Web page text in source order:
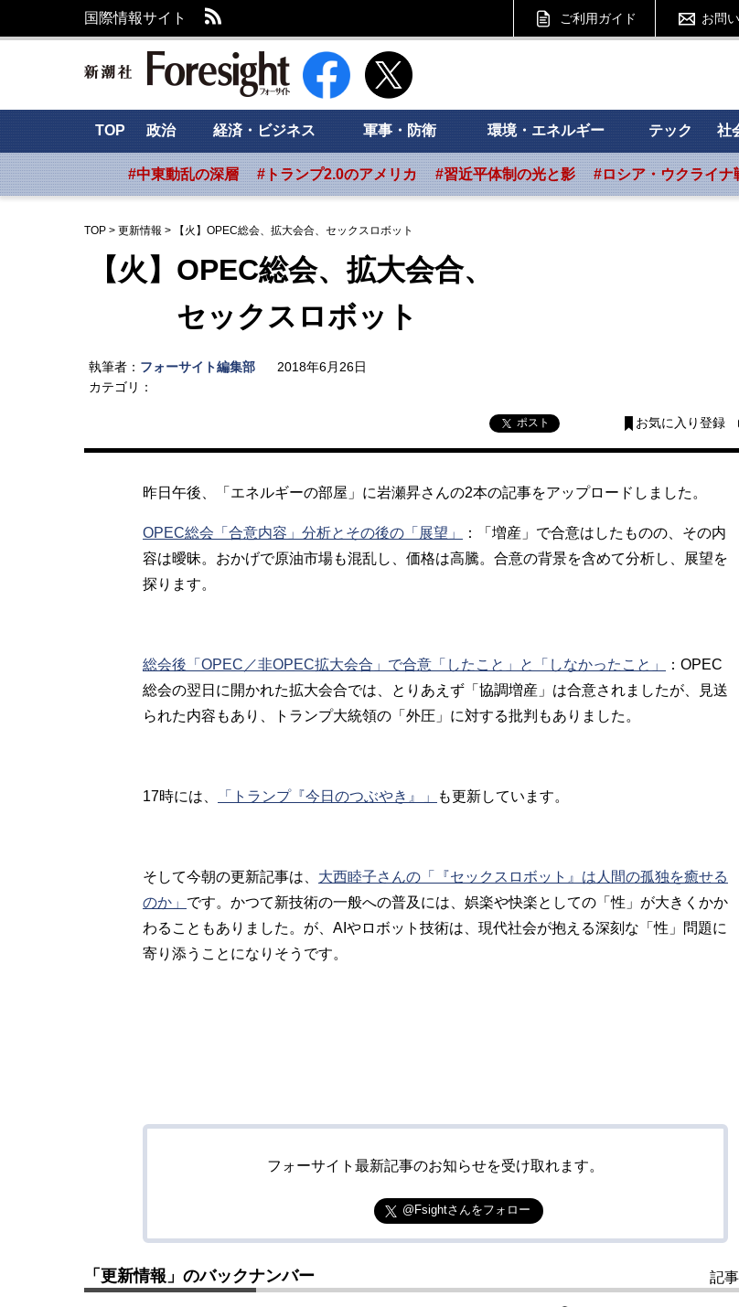
国際情報サイト ご利用ガイド お問
新潮社 Foresight フォーサイト
TOP 政治 経済・ビジネス 軍事・防衛 環境・エネルギー テック 社
#中東動乱の深層 #トランプ2.0のアメリカ #習近平体制の光と影 #ロシア・ウクライナ
TOP > 更新情報 > 【火】OPEC総会、拡大会合、セックスロボット
【火】OPEC総会、拡大会合、
セックスロボット
執筆者： フォーサイト編集部
2018年6月26日
カテゴリ：
ポスト お気に入り登録
昨日午後、「エネルギーの部屋」に岩瀬昇さんの2本の記事をアップロードしました。
OPEC総会「合意内容」分析とその後の「展望」
：「増産」で合意はしたものの、その内
容は曖昧。おかげで原油市場も混乱し、価格は高騰。合意の背景を含めて分析し、展望を
探ります。
総会後「OPEC／非OPEC拡大会合」で合意「したこと」と「しなかったこと」
：OPEC
総会の翌日に開かれた拡大会合では、とりあえず「協調増産」は合意されましたが、見送
られた内容もあり、トランプ大統領の「外圧」に対する批判もありました。
17時には、 「トランプ『今日のつぶやき』」 も更新しています。
そして今朝の更新記事は、 大西睦子さんの「『セックスロボット』は人間の孤独を癒せる
のか」 です。かつて新技術の一般への普及には、娯楽や快楽としての「性」が大きくかか
わることもありました。が、AIやロボット技術は、現代社会が抱える深刻な「性」問題に
寄り添うことになりそうです。
フォーサイト最新記事のお知らせを受け取れます。
@Fsightさんをフォロー
「更新情報」のバックナンバー 記